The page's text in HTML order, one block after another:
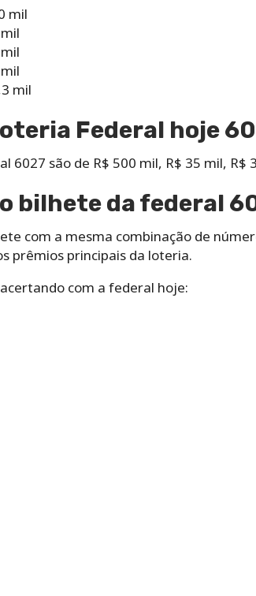
mil
mil
Federal hoje
6027 são de R$ 500 mil, R$ 35 mil, R$
bilhete da federal
com a mesma combinação de
prêmios principais da loteria.
com a federal hoje: